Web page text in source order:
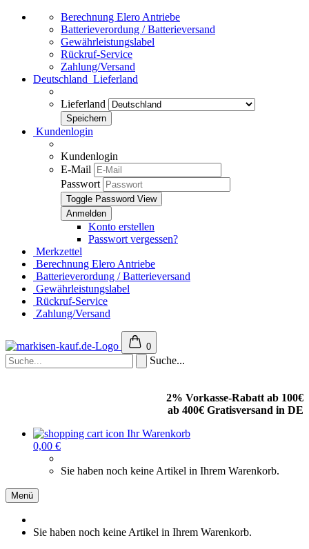
Berechnung Elero Antriebe
Batterieverordung / Batterieversand
Gewährleistungslabel
Rückruf-Service
Zahlung/Versand
Deutschland Lieferland
Lieferland
Kundenlogin
Kundenlogin
E-Mail
Passwort
Toggle Password View
Konto erstellen
Passwort vergessen?
Merkzettel
Berechnung Elero Antriebe
Batterieverordung / Batterieversand
Gewährleistungslabel
Rückruf-Service
Zahlung/Versand
0
Suche...
2% Vorkasse-Rabatt ab 100€
ab 400€ Gratisversand in DE
Ihr Warenkorb
0,00 €
Sie haben noch keine Artikel in Ihrem Warenkorb.
Menü
Sie haben noch keine Artikel in Ihrem Warenkorb.